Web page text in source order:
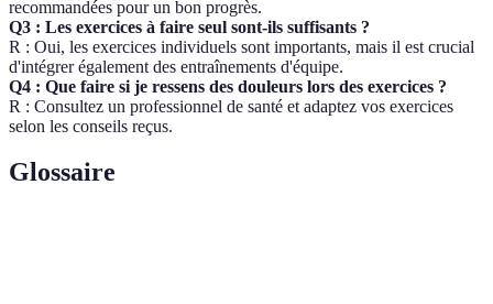
recommandées pour un bon progrès.
Q3 : Les exercices à faire seul sont-ils suffisants ?
R : Oui, les exercices individuels sont importants, mais il est crucial
d'intégrer également des entraînements d'équipe.
Q4 : Que faire si je ressens des douleurs lors des exercices ?
R : Consultez un professionnel de santé et adaptez vos exercices
selon les conseils reçus.
Glossaire